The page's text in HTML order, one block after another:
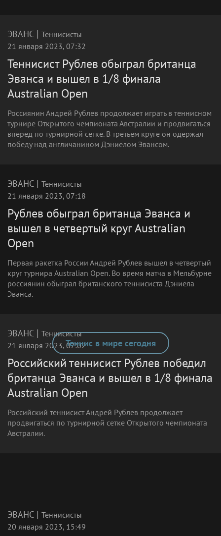
ЭВАНС | Теннисисты
21 января 2023, 07:32
Теннисист Рублев обыграл британца
Эванса и вышел в 1/8 финала
Australian Open
Россиянин Андрей Рублев продолжает играть в теннисном
турнире Открытого чемпионата Австралии и продвигаться
вперед по турнирной сетке. В третьем круге он одержал
победу над англичанином Дэниелом Эвансом.
ЭВАНС | Теннисисты
21 января 2023, 07:18
Рублев обыграл британца Эванса и
вышел в четвертый круг Australian
Open
Первая ракетка России Андрей Рублев вышел в четвертый
круг турнира Australian Open. Во время матча в Мельбурне
россиянин обыграл британского теннисиста Дэниела
Эванса.
ЭВАНС | Теннисисты
21 января 2023, 07:02
Российский теннисист Рублев победил
британца Эванса и вышел в 1/8 финала
Australian Open
Российский теннисист Андрей Рублев продолжает
продвигаться по турнирной сетке Открытого чемпионата
Австралии.
ЭВАНС | Теннисисты
20 января 2023, 15:49
Теннис в мире сегодня